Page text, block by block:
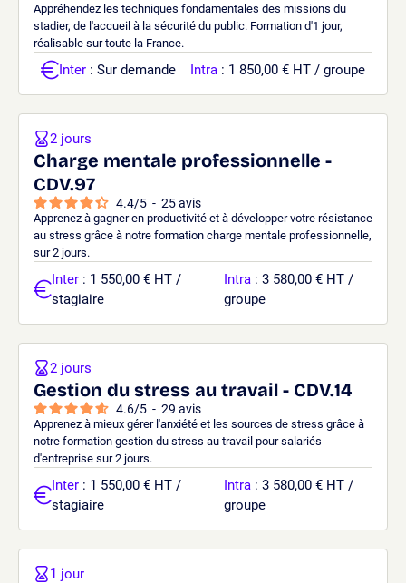
Appréhendez les techniques fondamentales des missions du
stadier, de l'accueil à la sécurité du public. Formation d'1 jour,
réalisable sur toute la France.
Inter : Sur demande Intra : 1 850,00 € HT / groupe
Charge mentale professionnelle -
CDV.97
4.4/5 - 25avis
Apprenez à gagner en productivité et à développer votre résistance
au stress grâce à notre formation charge mentale professionnelle,
sur 2 jours.
2 jours
Inter : 1 550,00 € HT /
stagiaire
Intra : 3 580,00 € HT /
groupe
Gestion du stress au travail - CDV.14
4.6/5 - 29 avis
Apprenez à mieux gérer l'anxiété et les sources de stress grâce à
notre formation gestion du stress au travail pour salariés
d'entreprise sur 2 jours.
2 jours
Inter : 1 550,00 € HT /
stagiaire
Intra : 3 580,00 € HT /
groupe
1 jour